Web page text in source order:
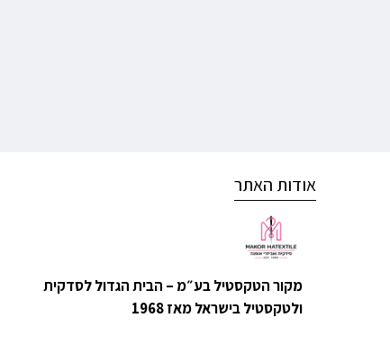
אודות האתר
מקור הטקסטיל בע״מ – הבית הגדול לסדקית
ולטקסטיל בישראל מאז 1968